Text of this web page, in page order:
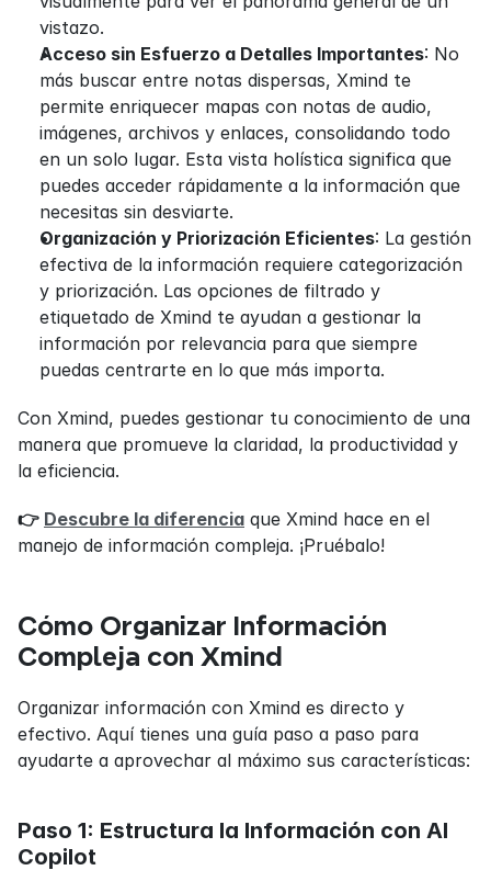
vistazo.
Acceso sin Esfuerzo a Detalles Importantes: No
más buscar entre notas dispersas, Xmind te
permite enriquecer mapas con notas de audio,
imágenes, archivos y enlaces, consolidando todo
en un solo lugar. Esta vista holística significa que
puedes acceder rápidamente a la información que
necesitas sin desviarte.
Organización y Priorización Eficientes: La gestión
efectiva de la información requiere categorización
y priorización. Las opciones de filtrado y
etiquetado de Xmind te ayudan a gestionar la
información por relevancia para que siempre
puedas centrarte en lo que más importa.
Con Xmind, puedes gestionar tu conocimiento de una
manera que promueve la claridad, la productividad y
la eficiencia.
👉 Descubre la diferencia que Xmind hace en el
manejo de información compleja. ¡Pruébalo!
Cómo Organizar Información
Compleja con Xmind
Organizar información con Xmind es directo y
efectivo. Aquí tienes una guía paso a paso para
ayudarte a aprovechar al máximo sus características:
Paso 1: Estructura la Información con AI
Copilot